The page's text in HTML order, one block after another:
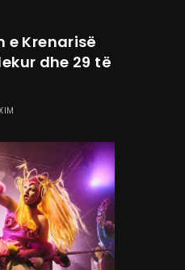
e Krenarisë
dhe 29 të